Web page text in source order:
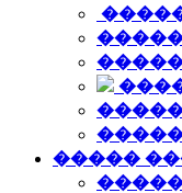
�����